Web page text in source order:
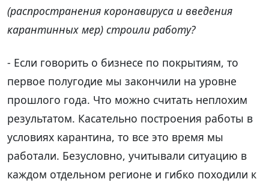
(распространения коронавируса и введения
карантинных мер) строили работу?
- Если говорить о бизнесе по покрытиям, то
первое полугодие мы закончили на уровне
прошлого года. Что можно считать неплохим
результатом. Касательно построения работы в
условиях карантина, то все это время мы
работали. Безусловно, учитывали ситуацию в
каждом отдельном регионе и гибко походили к